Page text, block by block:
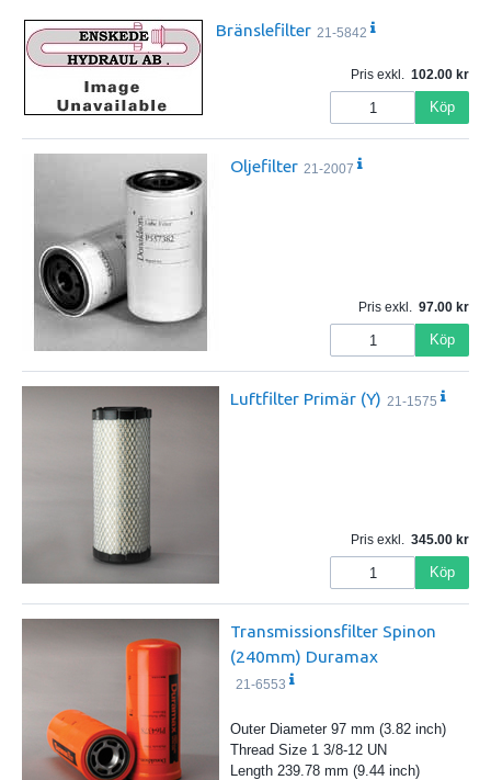
Bränslefilter 21-5842
Pris exkl. 102.00
Köp
Oljefilter 21-2007
Pris exkl. 97.00
Köp
Luftfilter Primär (Y) 21-1575
Pris exkl. 345.00
Köp
Transmissionsfilter Spinon
(240mm) Duramax
21-6553
Outer Diameter 97 mm (3.82 inch)
Thread Size 1 3/8-12 UN
Length 239.78 mm (9.44 inch)